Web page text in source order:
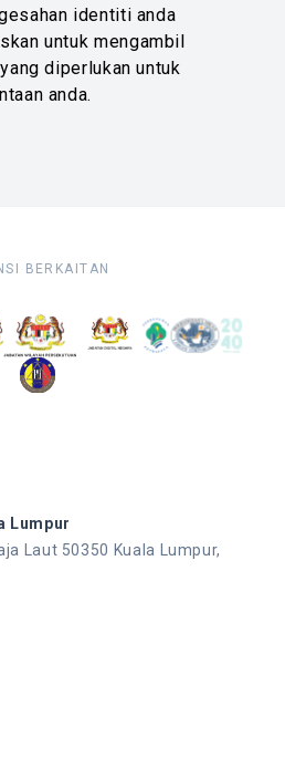
identiti anda
untuk mengambil
diperlukan untuk
anda.
BERKAITAN
Lumpur
Laut 50350 Kuala Lumpur,